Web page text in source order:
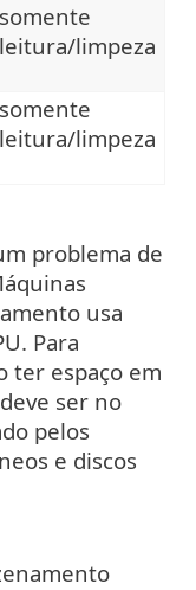
somente
leitura/limpeza
somente
leitura/limpeza
problema de
usa
Para
ter espaço em
ser no
pelos
e discos